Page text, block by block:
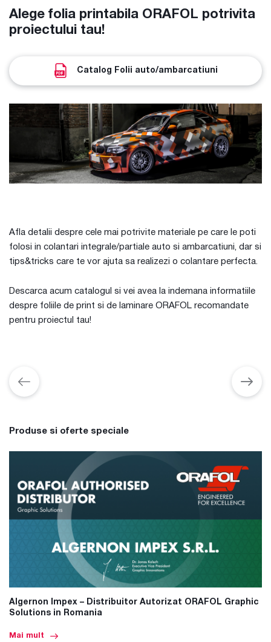
Alege folia printabila ORAFOL potrivita
proiectului tau!
Catalog Folii auto/ambarcatiuni
Afla detalii despre cele mai potrivite materiale pe care le poti
folosi in colantari integrale/partiale auto si ambarcatiuni, dar si
tips&tricks care te vor ajuta sa realizezi o colantare perfecta.
Descarca acum catalogul si vei avea la indemana informatiile
despre foliile de print si de laminare ORAFOL recomandate
pentru proiectul tau!
Produse si oferte speciale
Algernon Impex – Distribuitor Autorizat ORAFOL Graphic
Solutions in Romania
Mai mult